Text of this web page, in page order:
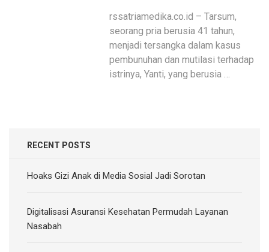
rssatriamedika.co.id – Tarsum,
seorang pria berusia 41 tahun,
menjadi tersangka dalam kasus
pembunuhan dan mutilasi terhadap
istrinya, Yanti, yang berusia …
RECENT POSTS
Hoaks Gizi Anak di Media Sosial Jadi Sorotan
Digitalisasi Asuransi Kesehatan Permudah Layanan
Nasabah